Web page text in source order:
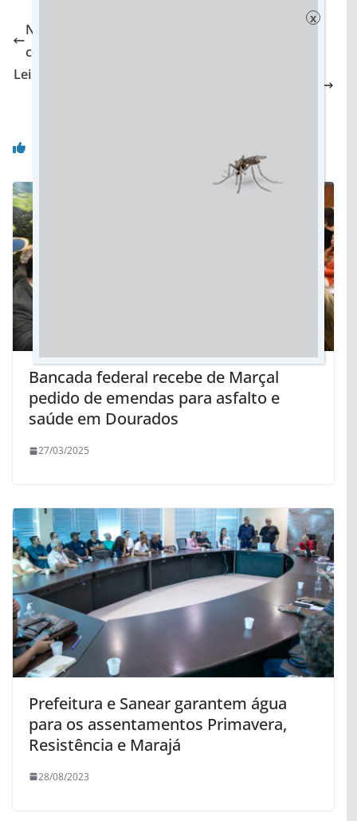
Nova Ferroeste: MS vai ganhar mais
competitividade com ferrovia
Lei de transparência em emendas parlamentares é
Bancada federal recebe de Marçal
pedido de emendas para asfalto e
saúde em Dourados
27/03/2025
Prefeitura e Sanear garantem água
para os assentamentos Primavera,
Resistência e Marajá
28/08/2023
x